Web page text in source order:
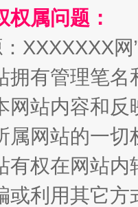
属问题：
XXXXXXX
拥有管理笔
网站内容和
属网站的一
有权在网站
或利用其它